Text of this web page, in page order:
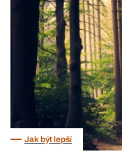
Jak být lepší